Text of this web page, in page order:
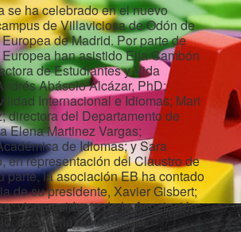
se ha celebrado en el nuevo
de Villaviciosa de Odón de
de Madrid. Por parte de
han asistido Elia Cambón
de Estudiantes y Vida
Abásolo Alcázar, PhD;
Internacional e Idiomas; Mari
directora del Departamento de
Elena Martinez Vargas;
de Idiomas; y Sara
en representación del Claustro de
parte, la asociación EB ha contado
de su presidente, Xavier Gisbert;
vicepresidenta de la Asociación;
secretario de la misma.